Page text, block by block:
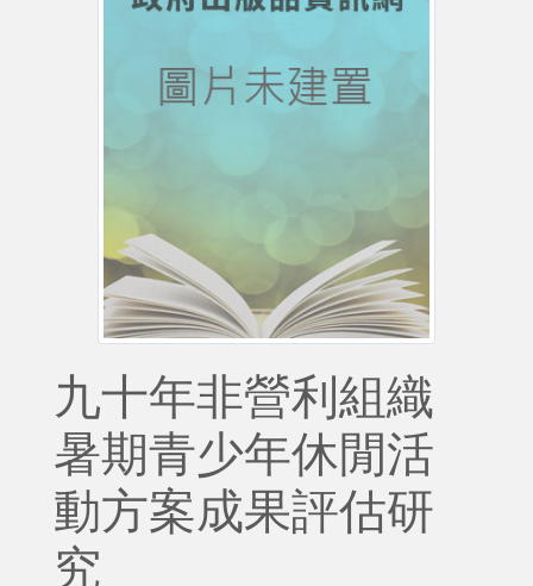
九十年非營利組織
暑期青少年休閒活
動方案成果評估研
究